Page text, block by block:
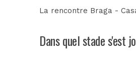
La rencontre Braga -
Dans quel stade s'est